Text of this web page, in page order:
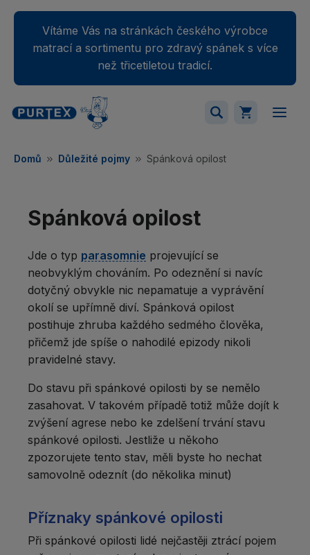
Vítáme Vás na stránkách českého výrobce
matrací a sortimentu pro zdravý spánek s více
než třicetiletou tradicí.
Váš nákupný košík je momentálne prázdny.
Domů Důležité pojmy Spánková opilost
Spánková opilost
Jde o typ parasomnie projevující se
neobvyklým chováním. Po odeznění si navíc
dotyčný obvykle nic nepamatuje a vyprávění
okolí se upřímně diví. Spánková opilost
postihuje zhruba každého sedmého člověka,
přičemž jde spíše o nahodilé epizody nikoli
pravidelné stavy.
Do stavu při spánkové opilosti by se nemělo
zasahovat. V takovém případě totiž může dojít k
zvýšení agrese nebo ke zdelšení trvání stavu
spánkové opilosti. Jestliže u někoho
zpozorujete tento stav, měli byste ho nechat
samovolně odeznít (do několika minut)
Příznaky spánkové opilosti
Při spánkové opilosti lidé nejčastěji ztrácí pojem